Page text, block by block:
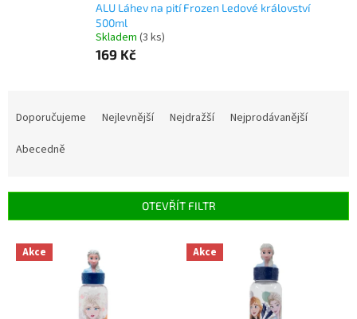
ALU Láhev na pití Frozen Ledové království
500ml
Skladem (3 ks)
169 Kč
r
Doporučujeme Nejlevnější Nejdražší
Nejprodávanější
Abecedně
OTEVŘÍT FILTR
V Akce Akce